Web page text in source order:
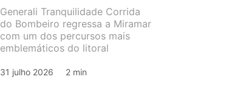
Generali Tranquilidade Corrida
do Bombeiro regressa a Miramar
com um dos percursos mais
emblemáticos do litoral
31 julho 2026 2 min